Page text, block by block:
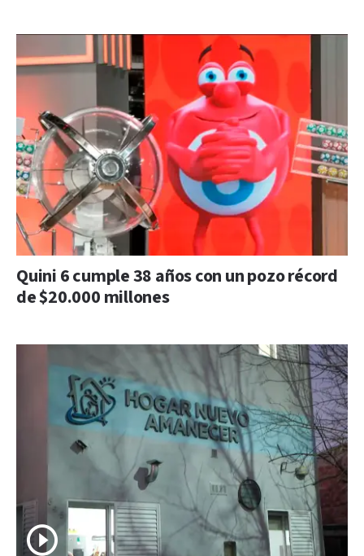
Quini 6 cumple 38 años con un pozo récord
de $20.000 millones